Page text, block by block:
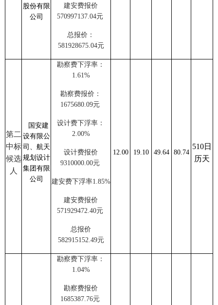
股份有限
公司
建安费报价
570997137.04元
总报价：
581928675.04元
第二
中标
候选
人
国安建
设有限公
司、航天
规划设计
集团有限
公司
勘察费下浮率：
1.61%
勘察费报价：
1675680.09元
设计费下浮率：
2.00%
设计费报价
9310000.00元
建安费下浮率1.85%
建安费报价
571929472.40元
总报价
582915152.49元
12.00 19.10 49.64 80.74
510日
历天
勘察费下浮率：
1.04%
勘察费报价
1685387.76元